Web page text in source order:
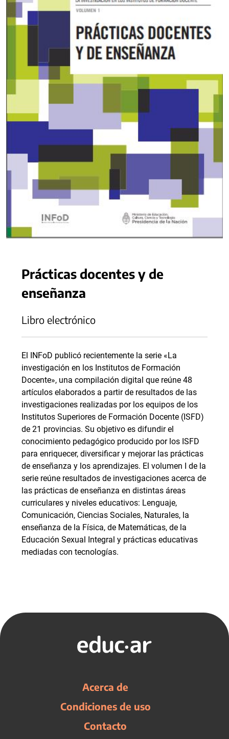
Prácticas docentes y de
enseñanza
Libro electrónico
El INFoD publicó recientemente la serie «La
investigación en los Institutos de Formación
Docente», una compilación digital que reúne 48
artículos elaborados a partir de resultados de las
investigaciones realizadas por los equipos de los
Institutos Superiores de Formación Docente (ISFD)
de 21 provincias. Su objetivo es difundir el
conocimiento pedagógico producido por los ISFD
para enriquecer, diversificar y mejorar las prácticas
de enseñanza y los aprendizajes. El volumen I de la
serie reúne resultados de investigaciones acerca de
las prácticas de enseñanza en distintas áreas
curriculares y niveles educativos: Lenguaje,
Comunicación, Ciencias Sociales, Naturales, la
enseñanza de la Física, de Matemáticas, de la
Educación Sexual Integral y prácticas educativas
mediadas con tecnologías.
Acerca de
Condiciones de uso
Contacto